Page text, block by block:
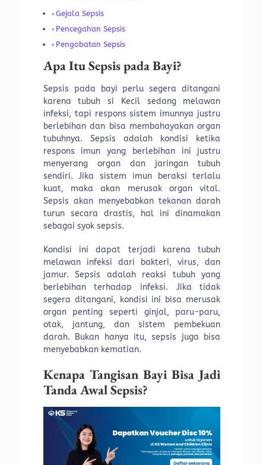
Gejala Sepsis
Pencegahan Sepsis
Pengobatan Sepsis
Apa Itu Sepsis pada Bayi?
Sepsis pada bayi perlu segera ditangani
karena tubuh si Kecil sedang melawan
infeksi, tapi respons sistem imunnya justru
berlebihan dan bisa membahayakan organ
tubuhnya. Sepsis adalah kondisi ketika
respons imun yang berlebihan ini justru
menyerang organ dan jaringan tubuh
sendiri. Jika sistem imun beraksi terlalu
kuat, maka akan merusak organ vital.
Sepsis akan menyebabkan tekanan darah
turun secara drastis, hal ini dinamakan
sebagai syok sepsis.
Kondisi ini dapat terjadi karena tubuh
melawan infeksi dari bakteri, virus, dan
jamur. Sepsis adalah reaksi tubuh yang
berlebihan terhadap infeksi. Jika tidak
segera ditangani, kondisi ini bisa merusak
organ penting seperti ginjal, paru-paru,
otak, jantung, dan sistem pembekuan
darah. Bukan hanya itu, sepsis juga bisa
menyebabkan kematian.
Kenapa Tangisan Bayi Bisa Jadi
Tanda Awal Sepsis?